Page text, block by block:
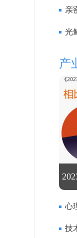
亲
光
产
心
技